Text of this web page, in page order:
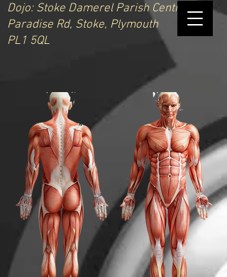
Dojo: Stoke Damerel Parish Centre
Paradise Rd, Stoke, Plymouth
PL1 5QL